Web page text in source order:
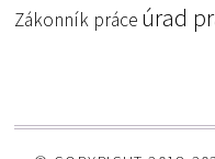
Zákonník práce úrad